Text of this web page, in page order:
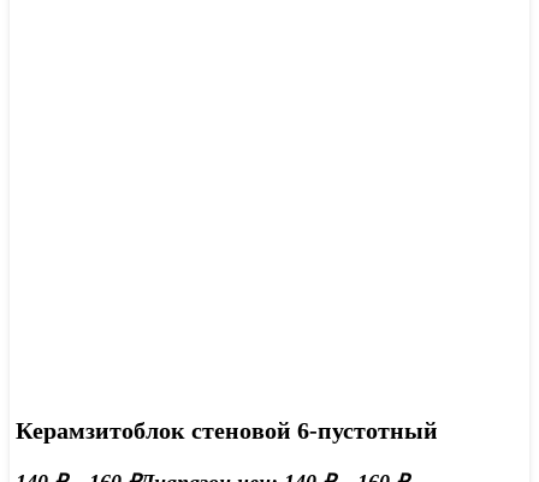
Керамзитоблок стеновой 6-пустотный